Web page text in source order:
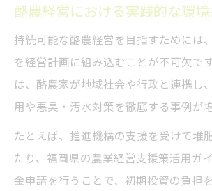
酪農経営における実践的な環
持続可能な酪農経営を目指すためには
を経営計画に組み込むことが不可欠で
は、酪農家が地域社会や行政と連携し
用や悪臭・汚水対策を徹底する事例が
たとえば、推進機構の支援を受けて堆
たり、福岡県の農業経営支援策活用ガ
金申請を行うことで、初期投資の負担